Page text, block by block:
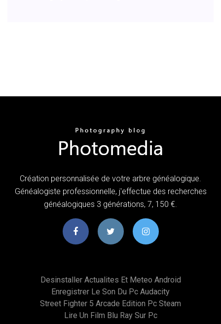
Création personnalisée de votre arbre généalogique.
Généalogiste professionnelle, j'effectue des recherches
généalogiques 3 générations, 7, 150 €.
Desinstaller Actualites Et Meteo Android
Enregistrer Le Son Du Pc Audacity
Street Fighter 5 Arcade Edition Pc Steam
Lire Un Film Blu Ray Sur Pc